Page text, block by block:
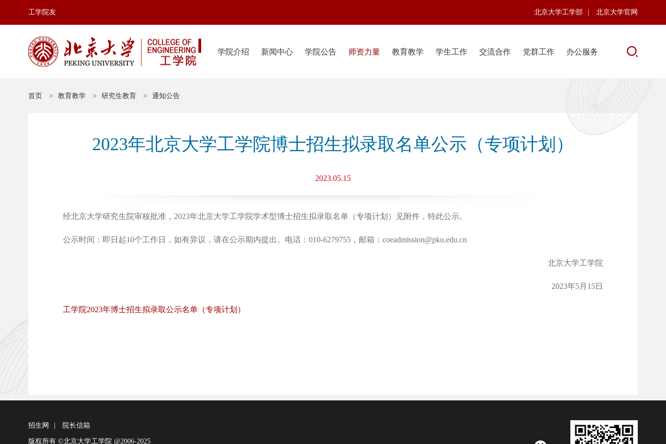
工学院友 北京大学工学部 北京大学官网
学院介绍 新闻中心 学院公告 师资力量 教育教学 学生工作 交流合作 党群工作 办公服务
首页 教育教学 研究生教育 通知公告
2023年北京大学工学院博士招生拟录取名单公示（专项计划）
2023.05.15
经北京大学研究生院审核批准，2023年北京大学工学院学术型博士招生拟录取名单（专项计划）见附件，特此公示。
公示时间：即日起10个工作日，如有异议，请在公示期内提出。电话：010-6279755，邮箱：coeadmission@pku.edu.cn
北京大学工学院
2023年5月15日
工学院2023年博士招生拟录取公示名单（专项计划）
招生网 院长信箱
版权所有 ©北京大学工学院 @2006-2025